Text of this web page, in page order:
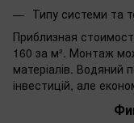
Типу системи та
Приблизная
160 за м². Монтаж
матеріалів. Водяний
інвестицій, але